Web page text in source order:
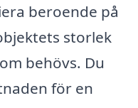
beroende på
storlek
behövs. Du
för en